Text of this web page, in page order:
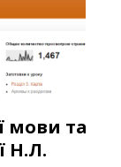
мови та
Н.Л.